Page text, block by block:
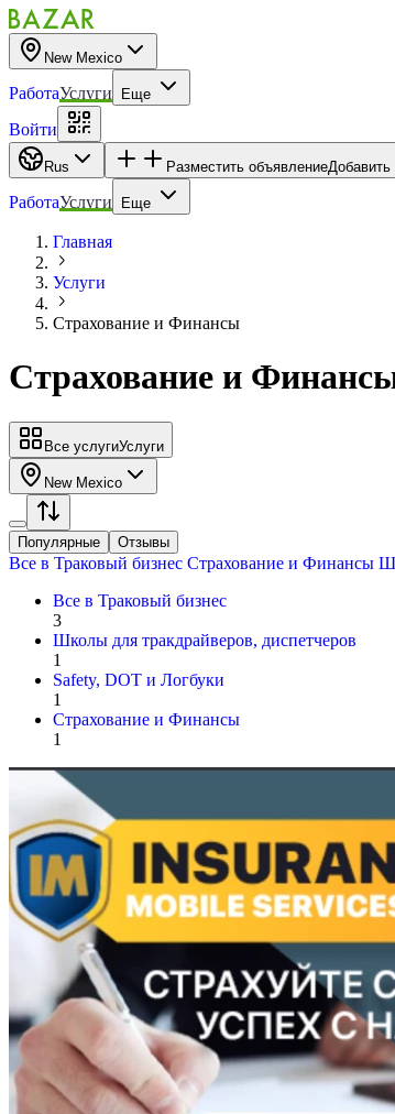
New Mexico
РаботаУслуги Еще
Войти
Rus Разместить объявлениеДобавить
РаботаУслуги Еще
Главная
Услуги
Страхование и Финансы
Страхование и
Все услугиУслуги
New Mexico
Популярные Отзывы
Все в Траковый бизнес Страхование и Финансы
Все в Траковый бизнес
3
Школы для тракдрайверов, диспетчеров
1
Safety, DOT и Логбуки
1
Страхование и Финансы
1